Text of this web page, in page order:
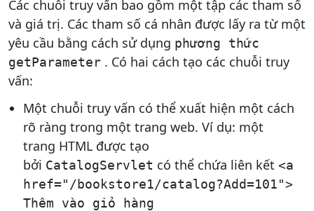
Các chuỗi truy vấn bao gồm một tập các tham số
và giá trị. Các tham số cá nhân được lấy ra từ một
yêu cầu bằng cách sử dụng phương thức
getParameter . Có hai cách tạo các chuỗi truy
vấn:
Một chuỗi truy vấn có thể xuất hiện một cách
rõ ràng trong một trang web. Ví dụ: một
trang HTML được tạo
bởi CatalogServlet có thể chứa liên kết<a
href="/bookstore1/catalog?Add=101">
Thêm vào giỏ hàng